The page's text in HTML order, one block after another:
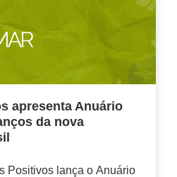
apresenta Anuário
da nova
Positivos lança o Anuário